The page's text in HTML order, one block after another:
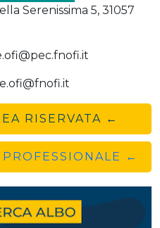
Serenissima 5, 31057
RISERVATA ←
←